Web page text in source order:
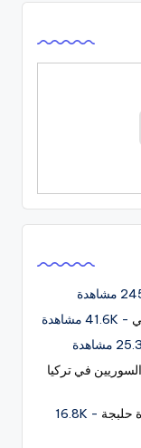
- 41.6K مشاهدة
في تركيا
حلبجة
- 16.8K